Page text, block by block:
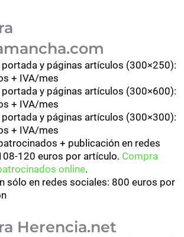
portada y páginas artículos (300×250):
+ IVA/mes
portada y páginas artículos (300×600):
+ IVA/mes
portada y páginas artículos (300×300):
+ IVA/mes
+ publicación en redes
120 euros por artículo. Compra
online.
sólo en redes sociales: 800 euros por
Herencia.net